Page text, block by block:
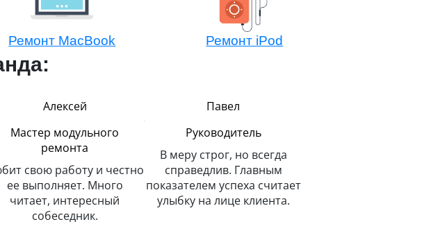
Ремонт MacBook Ремонт iPod
Алексей
Мастер модульного
ремонта
свою работу и честно
ее выполняет. Много
читает, интересный
собеседник.
Павел
Руководитель
В меру строг, но всегда
справедлив. Главным
показателем успеха считает
улыбку на лице клиента.